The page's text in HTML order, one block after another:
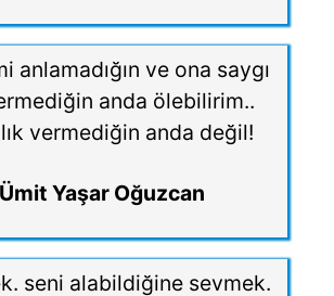
anlamadığın ve ona saygı
anda ölebilirim..
vermediğin anda değil!
Ümit Yaşar Oğuzcan
seni alabildiğine sevmek.